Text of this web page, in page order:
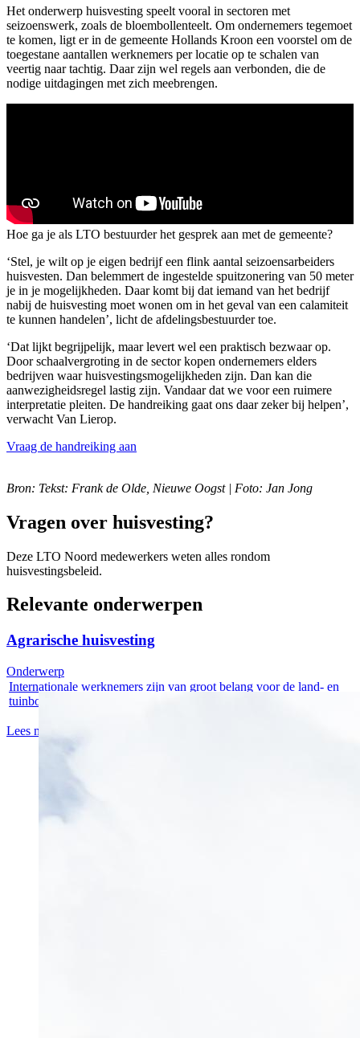
Het onderwerp huisvesting speelt vooral in sectoren met
seizoenswerk, zoals de bloembollenteelt. Om ondernemers tegemoet
te komen, ligt er in de gemeente Hollands Kroon een voorstel om de
toegestane aantallen werknemers per locatie op te schalen van
veertig naar tachtig. Daar zijn wel regels aan verbonden, die de
nodige uitdagingen met zich meebrengen.
Hoe ga je als LTO bestuurder het gesprek aan met de gemeente?
‘Stel, je wilt op je eigen bedrijf een flink aantal seizoensarbeiders
huisvesten. Dan belemmert de ingestelde spuitzonering van 50 meter
je in je mogelijkheden. Daar komt bij dat iemand van het bedrijf
nabij de huisvesting moet wonen om in het geval van een calamiteit
te kunnen handelen’, licht de afdelingsbestuurder toe.
‘Dat lijkt begrijpelijk, maar levert wel een praktisch bezwaar op.
Door schaalvergroting in de sector kopen ondernemers elders
bedrijven waar huisvestingsmogelijkheden zijn. Dan kan die
aanwezigheidsregel lastig zijn. Vandaar dat we voor een ruimere
interpretatie pleiten. De handreiking gaat ons daar zeker bij helpen’,
verwacht Van Lierop.
Vraag de handreiking aan
Bron: Tekst: Frank de Olde, Nieuwe Oogst | Foto: Jan Jong
Vragen over huisvesting?
Deze LTO Noord medewerkers weten alles rondom
huisvestingsbeleid.
Relevante onderwerpen
Agrarische huisvesting
Internationale werknemers zijn van groot belang voor de land- en
tuinbouw....
Lees meer
Onderwerp